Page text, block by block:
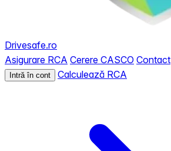
Drivesafe.ro
Asigurare RCA Cerere CASCO Contact
Intră în cont Calculează RCA